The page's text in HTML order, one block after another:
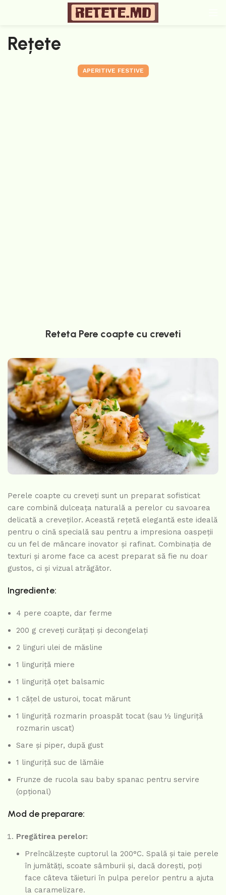
Rețete
APERITIVE FESTIVE
Reteta Pere coapte cu creveti
Perele coapte cu creveți sunt un preparat sofisticat
care combină dulceața naturală a perelor cu savoarea
delicată a creveților. Această rețetă elegantă este ideală
pentru o cină specială sau pentru a impresiona oaspeții
cu un fel de mâncare inovator și rafinat. Combinația de
texturi și arome face ca acest preparat să fie nu doar
gustos, ci și vizual atrăgător.
Ingrediente:
4 pere coapte, dar ferme
200 g creveți curățați și decongelați
2 linguri ulei de măsline
1 linguriță miere
1 linguriță oțet balsamic
1 cățel de usturoi, tocat mărunt
1 linguriță rozmarin proaspăt tocat (sau ½ linguriță
rozmarin uscat)
Sare și piper, după gust
1 linguriță suc de lămâie
Frunze de rucola sau baby spanac pentru servire
(opțional)
Mod de preparare:
Pregătirea perelor:
Preîncălzește cuptorul la 200°C. Spală și taie perele
în jumătăți, scoate sâmburii și, dacă dorești, poți
face câteva tăieturi în pulpa perelor pentru a ajuta
la caramelizare.